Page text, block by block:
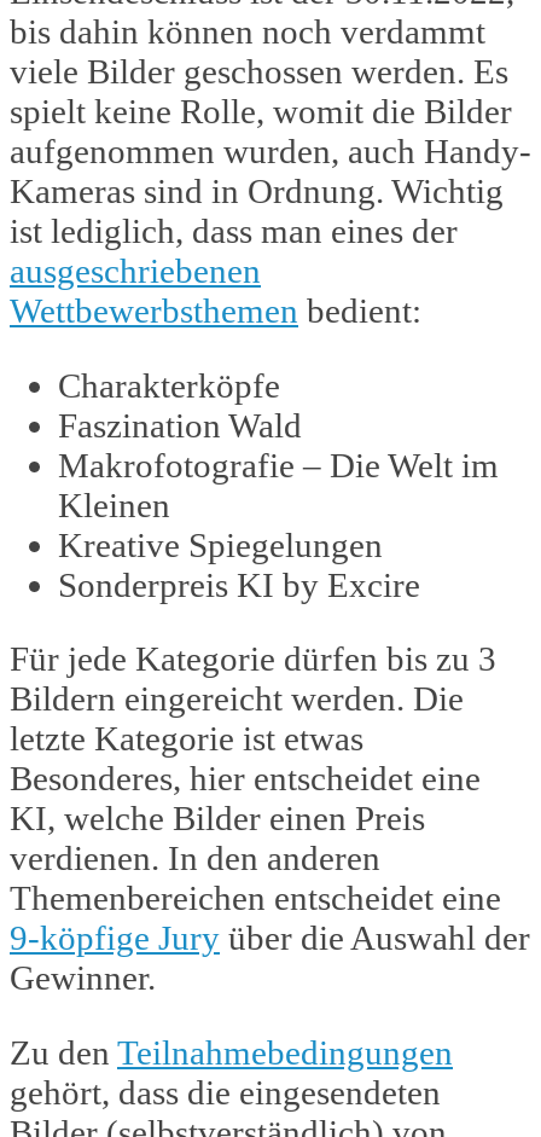
bis dahin können noch verdammt
viele Bilder geschossen werden. Es
spielt keine Rolle, womit die Bilder
aufgenommen wurden, auch Handy-
Kameras sind in Ordnung. Wichtig
ist lediglich, dass man eines der
ausgeschriebenen
Wettbewerbsthemen bedient:
Charakterköpfe
Faszination Wald
Makrofotografie – Die Welt im
Kleinen
Kreative Spiegelungen
Sonderpreis KI by Excire
Für jede Kategorie dürfen bis zu 3
Bildern eingereicht werden. Die
letzte Kategorie ist etwas
Besonderes, hier entscheidet eine
KI, welche Bilder einen Preis
verdienen. In den anderen
Themenbereichen entscheidet eine
9-köpfige Jury über die Auswahl der
Gewinner.
Zu den Teilnahmebedingungen
gehört, dass die eingesendeten